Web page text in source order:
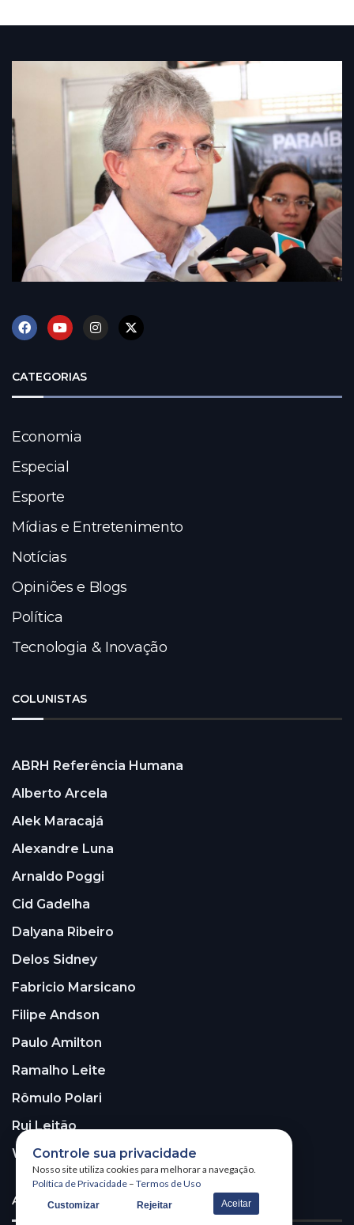
CATEGORIAS
Economia
Especial
Esporte
Mídias e Entretenimento
Notícias
Opiniões e Blogs
Política
Tecnologia & Inovação
COLUNISTAS
ABRH Referência Humana
Alberto Arcela
Alek Maracajá
Alexandre Luna
Arnaldo Poggi
Cid Gadelha
Dalyana Ribeiro
Delos Sidney
Fabricio Marsicano
Filipe Andson
Paulo Amilton
Ramalho Leite
Rômulo Polari
Rui Leitão
Walter Santos
ASSINE A NOSSA NEWSLETTER!
Controle sua privacidade
Nosso site utiliza cookies para melhorar a navegação.
Política de Privacidade – Termos de Uso
Customizar Rejeitar Aceitar